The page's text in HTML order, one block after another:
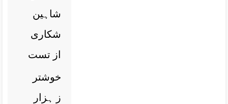
شاہین
شکاری
از تست
خوشتر
ز ہزار